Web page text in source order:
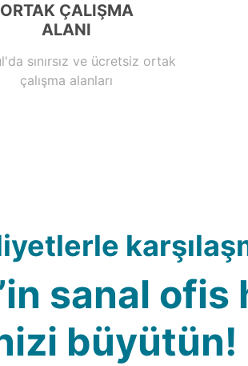
ORTAK ÇALIŞMA
ALANI
sınırsız ve ücretsiz ortak
çalışma alanları
sanal
büyütün!